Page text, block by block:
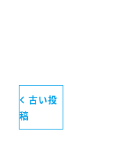
古い投
稿